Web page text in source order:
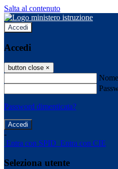
Salta al contenuto
Accedi
Accedi
button close ×
Password dimenticata?
-
Entra con SPID Entra con CIE
Seleziona utente